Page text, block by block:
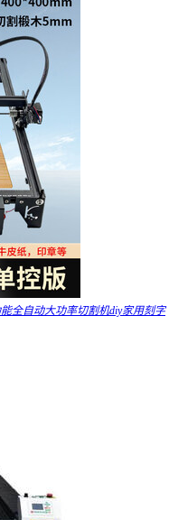
全自动大功率切割机diy家用刻字